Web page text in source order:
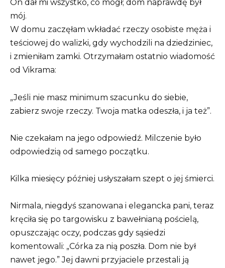
On dał mi wszystko, co mógł; dom naprawdę był
mój.
W domu zaczęłam wkładać rzeczy osobiste męża i
teściowej do walizki, gdy wychodzili na dziedziniec,
i zmieniłam zamki. Otrzymałam ostatnio wiadomość
od Vikrama:
„Jeśli nie masz minimum szacunku do siebie,
zabierz swoje rzeczy. Twoja matka odeszła, i ja też”.
Nie czekałam na jego odpowiedź. Milczenie było
odpowiedzią od samego początku.
Kilka miesięcy później usłyszałam szept o jej śmierci.
Nirmala, niegdyś szanowana i elegancka pani, teraz
kręciła się po targowisku z bawełnianą pościelą,
opuszczając oczy, podczas gdy sąsiedzi
komentowali: „Córka za nią poszła. Dom nie był
nawet jego.” Jej dawni przyjaciele przestali ją